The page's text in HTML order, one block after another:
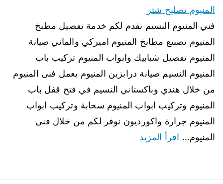
المنيوم تصليح شتر
فني المنيوم النسيم نقدم لكم خدمة تفصيل مطبخ
المنيوم تصنيع مطابخ المنيوم اميركي والماني صيانة
المنيوم تفصيل شبابيك وابواب المنيوم تركيب باب
المنيوم النسيم صيانة درابزين المنيوم يعمل فنى المنيوم
من خلال هندي وباكستاني النسيم في فتح قفل باب
المنيوم وتركيب ابواب المنيوم سحابة وتركيب ابواب
المنيوم جرارة واكورديون نوفر لكم من خلال فني
المنيوم… اقرأ المزيد